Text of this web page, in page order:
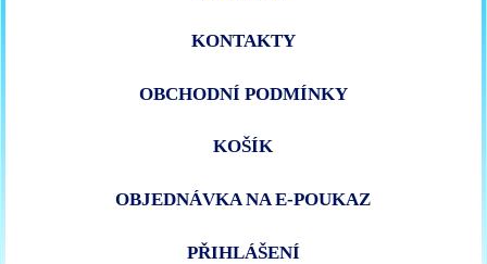
KONTAKTY
OBCHODNÍ PODMÍNKY
KOŠÍK
OBJEDNÁVKA NA E-POUKAZ
PŘIHLÁŠENÍ